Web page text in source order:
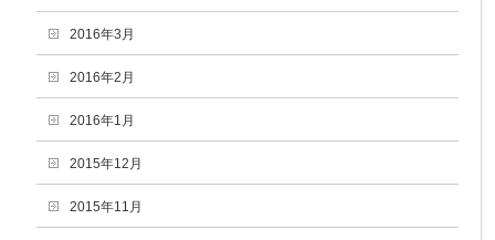
2016年3月
2016年2月
2016年1月
2015年12月
2015年11月